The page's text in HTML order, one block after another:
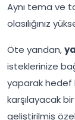
Aynı tema ve
olasılığınız
Öte yandan,
isteklerinize
yaparak hedef
karşılayacak
geliştirilmiş